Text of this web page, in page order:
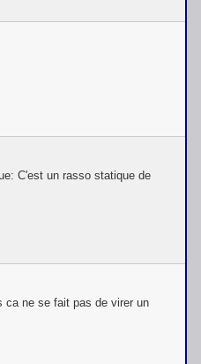
C'est un rasso statique de
ca ne se fait pas de virer un